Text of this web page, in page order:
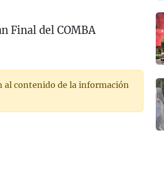
Final del COMBA
al contenido de la información